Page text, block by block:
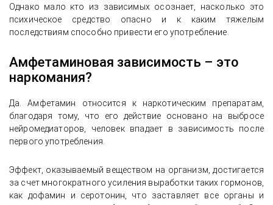
Однако мало кто из зависимых осознает, насколько это
психическое средство опасно и к каким тяжелым
последствиям способно привести его употребление.
Амфетаминовая зависимость – это
наркомания?
Да. Амфетамин относится к наркотическим препаратам,
благодаря тому, что его действие основано на выбросе
нейромедиаторов, человек впадает в зависимость после
первого употребления.
Эффект, оказываемый веществом на организм, достигается
за счет многократного усиления выработки таких гормонов,
как дофамин и серотонин, что заставляет все органы и